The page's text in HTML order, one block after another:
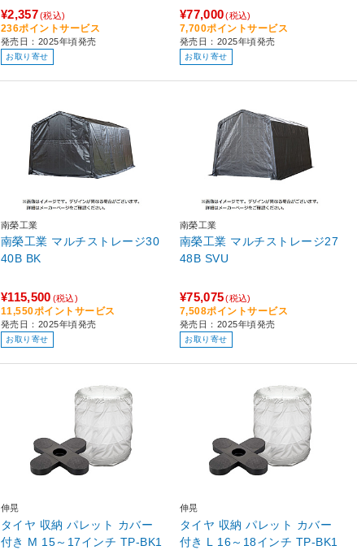
¥2,357(税込)
236ポイントサービス
発売日：2025年頃発売
お取り寄せ
¥77,000(税込)
7,700ポイントサービス
発売日：2025年頃発売
お取り寄せ
南榮工業
南榮工業 マルチストレージ30
40B BK
¥115,500 (税込)
11,550ポイントサービス
発売日：2025年頃発売
お取り寄せ
南榮工業
南榮工業 マルチストレージ27
48B SVU
¥75,075(税込)
7,508ポイントサービス
発売日：2025年頃発売
お取り寄せ
伸晃
タイヤ 収納 パレット カバー
付き M 15～17インチ TP-BK1
伸晃
タイヤ 収納 パレット カバー
付き L 16～18インチ TP-BK1